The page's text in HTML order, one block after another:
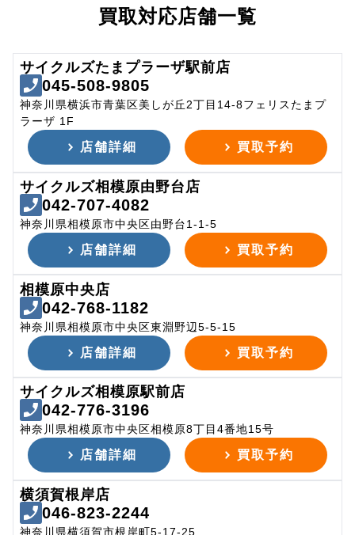
買取対応店舗一覧
サイクルズたまプラーザ駅前店
045-508-9805
神奈川県横浜市青葉区美しが丘2丁目14-8フェリスたまプ
ラーザ 1F
店舗詳細 買取予約
サイクルズ相模原由野台店
042-707-4082
神奈川県相模原市中央区由野台1-1-5
店舗詳細 買取予約
相模原中央店
042-768-1182
神奈川県相模原市中央区東淵野辺5-5-15
店舗詳細 買取予約
サイクルズ相模原駅前店
042-776-3196
神奈川県相模原市中央区相模原8丁目4番地15号
店舗詳細 買取予約
横須賀根岸店
046-823-2244
神奈川県横須賀市根岸町5-17-25